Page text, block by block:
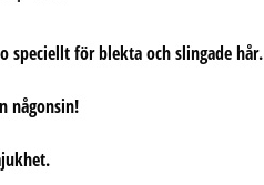
speciellt för blekta och slingade hår.
någonsin!